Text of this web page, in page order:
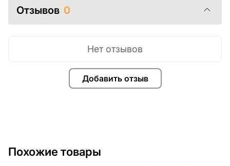
помочь.
Отзывов 0
Добавить отзыв
Нет отзывов
Похожие товары